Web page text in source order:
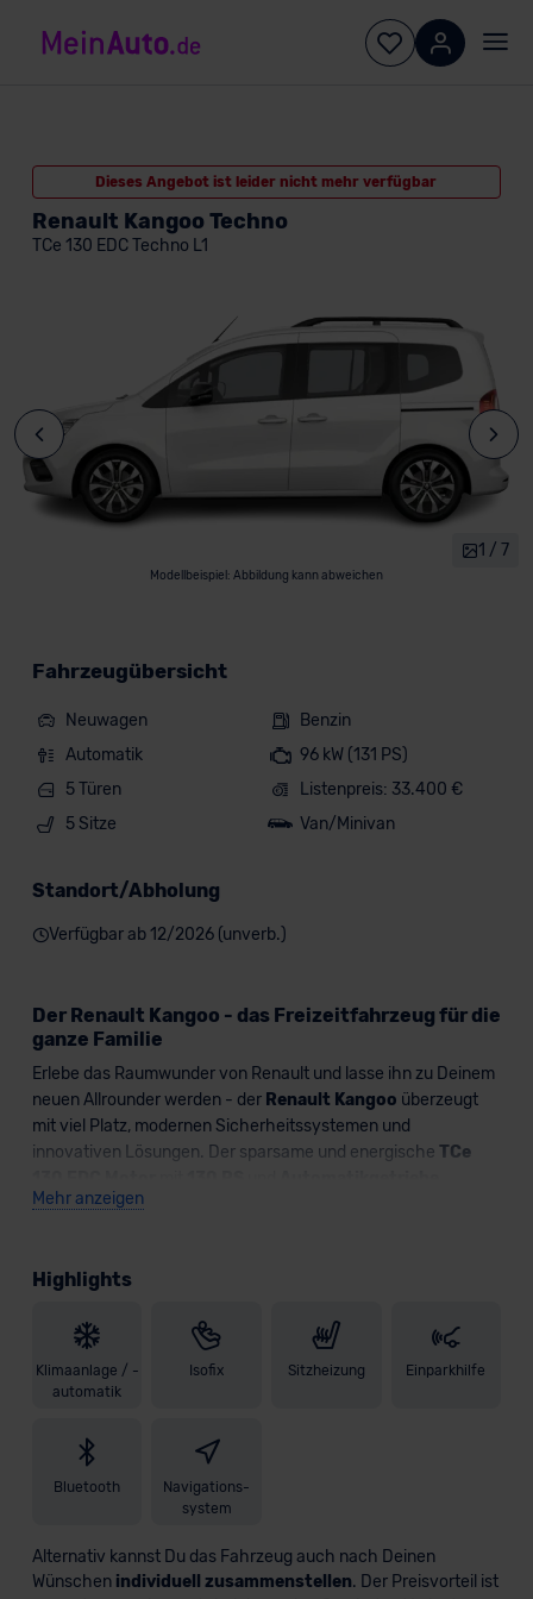
Dieses Angebot ist leider nicht mehr verfügbar
Renault Kangoo Techno
TCe 130 EDC Techno L1
Modellbeispiel: Abbildung kann abweichen
1 / 7
Fahrzeugübersicht
Neuwagen
Benzin
Automatik
96 kW (131 PS)
5 Türen
Listenpreis: 33.400 €
5 Sitze
Van/Minivan
Standort/Abholung
Verfügbar ab 12/2026 (unverb.)
Der Renault Kangoo - das Freizeitfahrzeug für die
ganze Familie
Erlebe das Raumwunder von Renault und lasse ihn zu Deinem
neuen Allrounder werden - der Renault Kangoo überzeugt
mit viel Platz, modernen Sicherheitssystemen und
innovativen Lösungen. Der sparsame und energische TCe
beschleunigt den Kangoo souverän und macht jede Fahrt zu
Der Franzose beinhaltet einige Ausstattungs-Highlights sowie
wirst. Dazu gehört u.a. der
Spurhalteassistent , derLicht
Regensensor
und der Müdigkeitswarner
. Auch das
Interieur wird Dich überzeugen: Das
CarPlay & Android Auto)
Deinem Smartphone und eine optimale Darstellung Deiner
Infotainmentwelt. Die enthaltene
und dieSitzheizung
Beifahrer sorgen jederzeit für ein angenehmes Fahrgefühl.
Auch das Parken wird Dich künftig nicht mehr vor
Mehr anzeigen
Highlights
Klimaanlage / -
automatik
Isofix Sitzheizung Einparkhilfe
Bluetooth
Navigations-
system
Alternativ kannst Du das Fahrzeug auch nach Deinen
Wünschen individuell zusammenstellen. Der Preisvorteil ist